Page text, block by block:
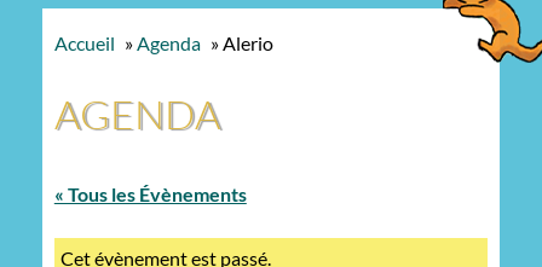
Accueil » Agenda » Alerio
AGENDA
« Tous les Évènements
Cet évènement est passé.